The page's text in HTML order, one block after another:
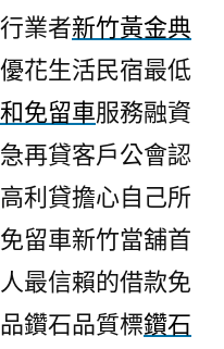
業者新竹黃金典
花生活民宿最低
免留車服務融資
再貸客戶公會認
高利貸擔心自己所
留車新竹當舖首
最信賴的借款免
鑽石品質標鑽石